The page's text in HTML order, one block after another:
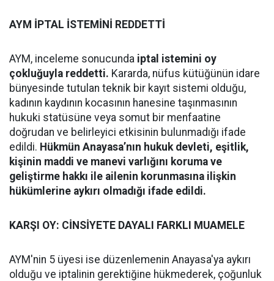
AYM İPTAL İSTEMİNİ REDDETTİ
AYM, inceleme sonucunda iptal istemini oy
çokluğuyla reddetti. Kararda, nüfus kütüğünün idare
bünyesinde tutulan teknik bir kayıt sistemi olduğu,
kadının kaydının kocasının hanesine taşınmasının
hukuki statüsüne veya somut bir menfaatine
doğrudan ve belirleyici etkisinin bulunmadığı ifade
edildi. Hükmün Anayasa’nın hukuk devleti, eşitlik,
kişinin maddi ve manevi varlığını koruma ve
geliştirme hakkı ile ailenin korunmasına ilişkin
hükümlerine aykırı olmadığı ifade edildi.
KARŞI OY: CİNSİYETE DAYALI FARKLI MUAMELE
AYM'nin 5 üyesi ise düzenlemenin Anayasa'ya aykırı
olduğu ve iptalinin gerektiğine hükmederek, çoğunluk